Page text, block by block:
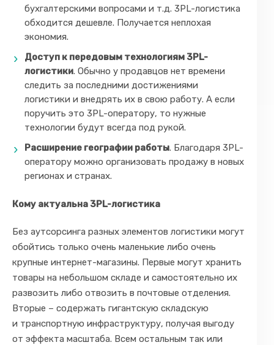
бухгалтерскими вопросами и т.д. 3PL-логистика
обходится дешевле. Получается неплохая
экономия.
Доступ к передовым технологиям 3PL-
логистики. Обычно у продавцов нет времени
следить за последними достижениями
логистики и внедрять их в свою работу. А если
поручить это 3PL-оператору, то нужные
технологии будут всегда под рукой.
Расширение географии работы. Благодаря 3PL-
оператору можно организовать продажу в новых
регионах и странах.
Кому актуальна 3PL-логистика
Без аутсорсинга разных элементов логистики могут
обойтись только очень маленькие либо очень
крупные интернет-магазины. Первые могут хранить
товары на небольшом складе и самостоятельно их
развозить либо отвозить в почтовые отделения.
Вторые – содержать гигантскую складскую
и транспортную инфраструктуру, получая выгоду
от эффекта масштаба. Всем остальным так или